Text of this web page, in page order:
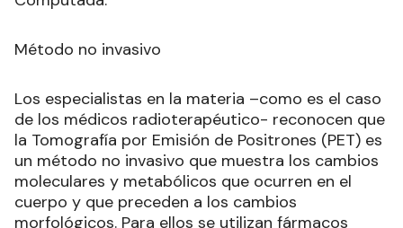
Método no invasivo
Los especialistas en la materia –como es el caso
de los médicos radioterapéutico- reconocen que
la Tomografía por Emisión de Positrones (PET) es
un método no invasivo que muestra los cambios
moleculares y metabólicos que ocurren en el
cuerpo y que preceden a los cambios
morfológicos. Para ellos se utilizan fármacos